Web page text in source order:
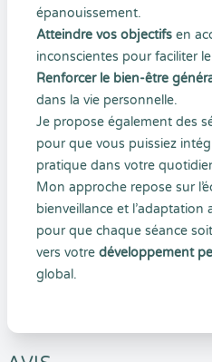
épanouissement.
Atteindre vos objectifs en
inconscientes pour faciliter
Renforcer le bien-être
dans la vie personnelle.
Je propose également des
pour que vous puissiez
pratique dans votre
Mon approche repose sur
bienveillance et l’adaptation
pour que chaque séance
vers votre développement
global.